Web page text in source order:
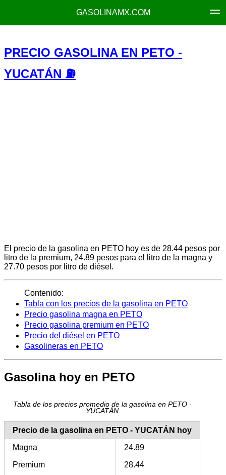
GASOLINAMX.COM
PRECIO GASOLINA EN PETO -
YUCATÁN ⛽
El precio de la gasolina en PETO hoy es de 28.44 pesos por
litro de la premium, 24.89 pesos para el litro de la magna y
27.70 pesos por litro de diésel.
Contenido:
Tabla con los precios de la gasolina en PETO
Precio gasolina magna en PETO
Precio gasolina premium en PETO
Precio del diésel en PETO
Gasolineras en PETO
Gasolina hoy en PETO
Tabla de los precios promedio de la gasolina en PETO -
YUCATÁN
Precio de la gasolina en PETO - YUCATÁN hoy
Magna
24.89
Premium
28.44